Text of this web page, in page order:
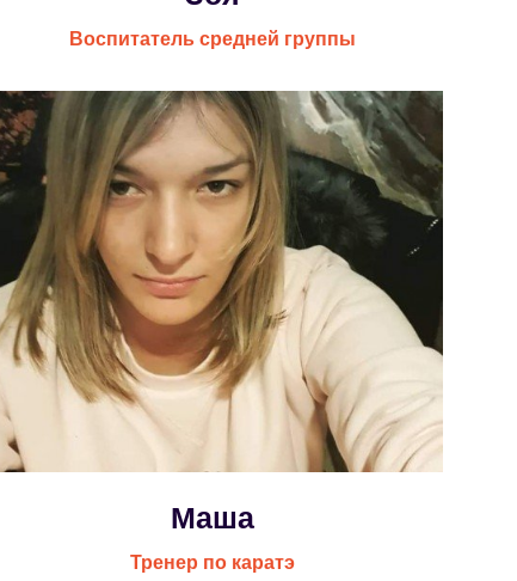
Воспитатель средней группы
Маша
Тренер по каратэ